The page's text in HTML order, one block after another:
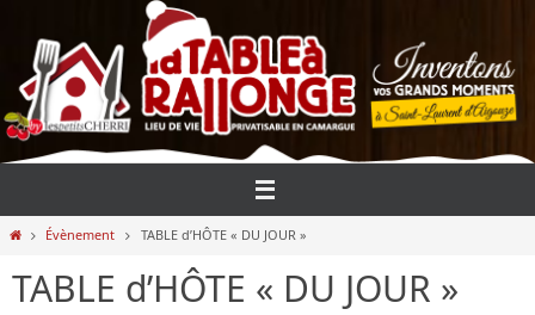
contenu
HomeÉvènement TABLE d’HÔTE « DU JOUR »
TABLE d’HÔTE « DU JOUR »